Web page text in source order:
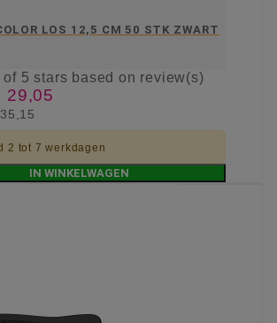
LOS 12,5 CM 50 STK ZWART
of 5 stars based on review(s)
29,05
2 tot 7 werkdagen
IN WINKELWAGEN